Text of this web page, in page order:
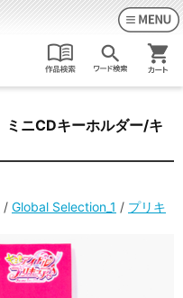
ミニCDキーホルダー/キ
/ Global Selection_1 / プリキ